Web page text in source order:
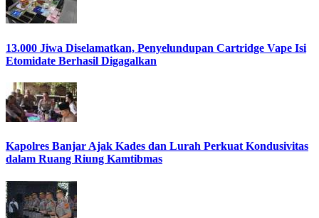
13.000 Jiwa Diselamatkan, Penyelundupan Cartridge Vape Isi
Etomidate Berhasil Digagalkan
Kapolres Banjar Ajak Kades dan Lurah Perkuat Kondusivitas
dalam Ruang Riung Kamtibmas